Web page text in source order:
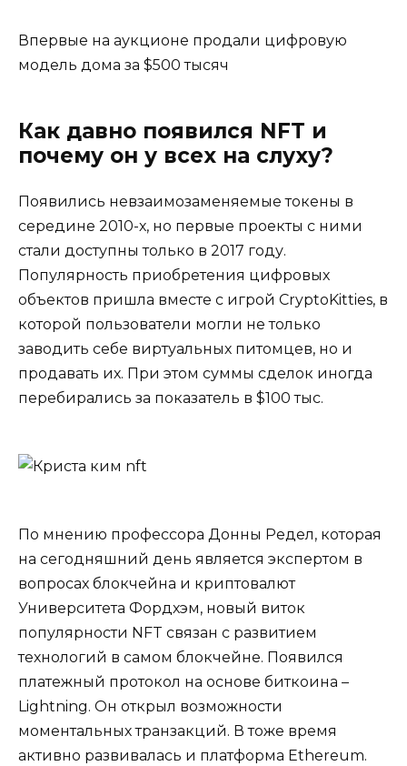
Впервые на аукционе продали цифровую
модель дома за $500 тысяч
Как давно появился NFT и
почему он у всех на слуху?
Появились невзаимозаменяемые токены в
середине 2010-х, но первые проекты с ними
стали доступны только в 2017 году.
Популярность приобретения цифровых
объектов пришла вместе с игрой CryptoKitties, в
которой пользователи могли не только
заводить себе виртуальных питомцев, но и
продавать их. При этом суммы сделок иногда
перебирались за показатель в $100 тыс.
По мнению профессора Донны Редел, которая
на сегодняшний день является экспертом в
вопросах блокчейна и криптовалют
Университета Фордхэм, новый виток
популярности NFT связан с развитием
технологий в самом блокчейне. Появился
платежный протокол на основе биткоина –
Lightning. Он открыл возможности
моментальных транзакций. В тоже время
активно развивалась и платформа Ethereum.